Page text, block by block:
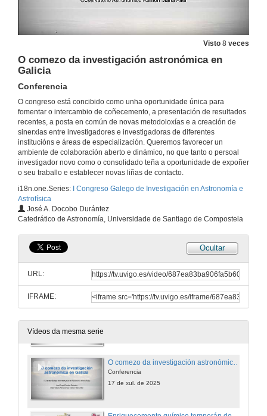
Visto 8 veces
O comezo da investigación astronómica en
Galicia
Conferencia
O congreso está concibido como unha oportunidade única para
fomentar o intercambio de coñecemento, a presentación de resultados
recentes, a posta en común de novas metodoloxías e a creación de
sinerxias entre investigadores e investigadoras de diferentes
institucións e áreas de especialización. Queremos favorecer un
ambiente de colaboración aberto e dinámico, no que tanto o persoal
investigador novo como o consolidado teña a oportunidade de expoñer
o seu traballo e establecer novas liñas de contacto.
i18n.one.Series:
I Congreso Galego de Investigación en Astronomía e
Astrofísica
José A. Docobo Durántez
Catedrático de Astronomía, Universidade de Santiago de Compostela
Ocultar
URL:
IFRAME:
Vídeos da mesma serie
17 de xul. de 2025
Conferencia
17 de xul. de 2025
Decoding the lack of fast rotators in Cygnus OB2: 3D modelling of non-spherical massive stars
Conference
17 de xul. de 2025
Conferencia
17 de xul. de 2025
Radio pulsar population synthesis with consistent flux measurements using simulation-based inference
Conference
17 de xul. de 2025
Accretion onto the Slowly Rotating Magnetar Candidate 4U 0114+65
O comezo da investigación astronómica en Galicia
Conferencia
17 de xul. de 2025